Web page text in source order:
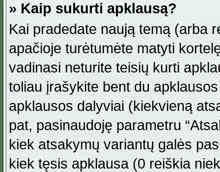
» Kaip sukurti apklausą?
Kai pradedate naują temą (arba
apačioje turėtumėte matyti
vadinasi neturite teisių kurti
toliau įrašykite bent du
apklausos dalyviai (kiekvieną
pat, pasinaudoję parametru
kiek atsakymų variantų galės
kiek tęsis apklausa (0 reiškia